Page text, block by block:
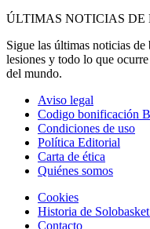
ÚLTIMAS NOTICIAS DE
Sigue las últimas noticias
lesiones y todo lo que
del mundo.
Aviso legal
Codigo bonificación
Condiciones de uso
Política Editorial
Carta de ética
Quiénes somos
Cookies
Historia de
Contacto